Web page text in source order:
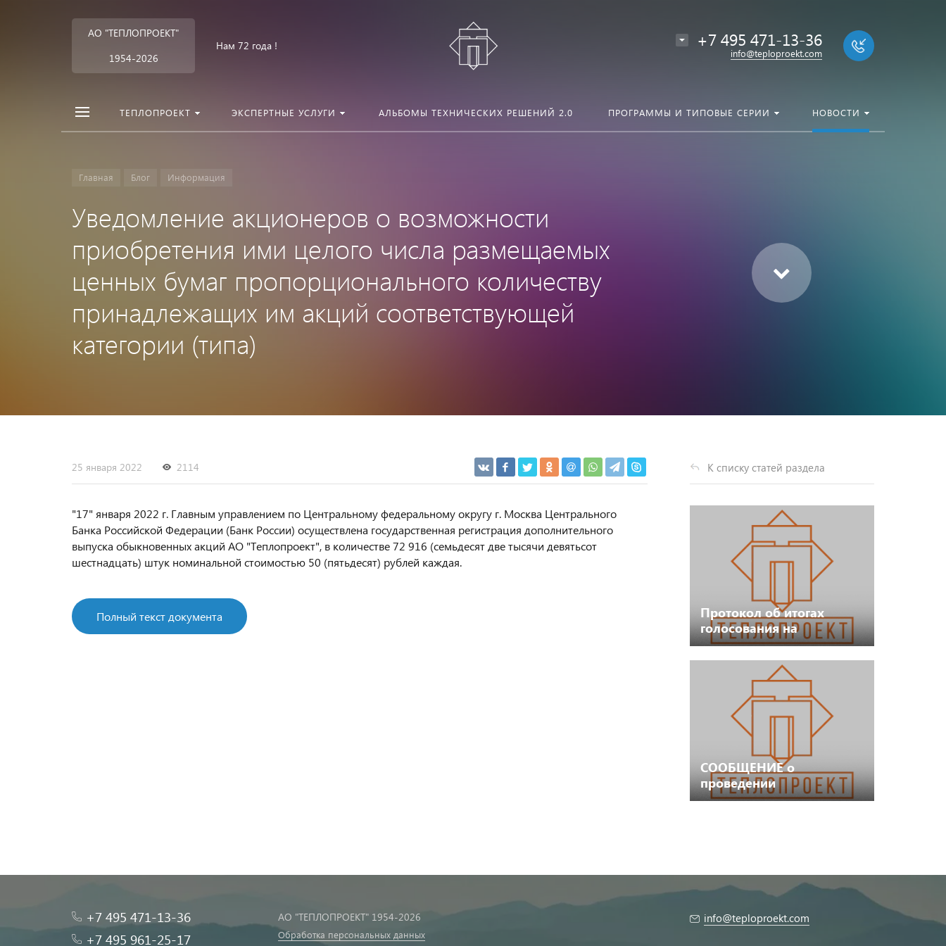
АО "ТЕПЛОПРОЕКТ"
1954-2026
Нам 72 года ! +7 495 471-13-36
info@teploproekt.com
ТЕПЛОПРОЕКТ ЭКСПЕРТНЫЕ УСЛУГИ АЛЬБОМЫ ТЕХНИЧЕСКИХ РЕШЕНИЙ 2.0 ПРОГРАММЫ И ТИПОВЫЕ СЕРИИ НОВОСТИ
Главная Блог Информация
Уведомление акционеров о возможности
приобретения ими целого числа размещаемых
ценных бумаг пропорционального количеству
принадлежащих им акций соответствующей
категории (типа)
К списку статей раздела
Протокол об итогах
голосования на
внеочередном общем
собрании акционеров
СООБЩЕНИЕ о
проведении
внеочередного общего
25 января 2022 2114
"17" января 2022 г. Главным управлением по Центральному федеральному округу г. Москва Центрального
Банка Российской Федерации (Банк России) осуществлена государственная регистрация дополнительного
выпуска обыкновенных акций АО "Теплопроект", в количестве 72 916 (семьдесят две тысячи девятьсот
шестнадцать) штук номинальной стоимостью 50 (пятьдесят) рублей каждая.
Полный текст документа
+7 495 471-13-36
+7 495 961-25-17
АО "ТЕПЛОПРОЕКТ" 1954-2026
Обработка персональных данных
info@teploproekt.com